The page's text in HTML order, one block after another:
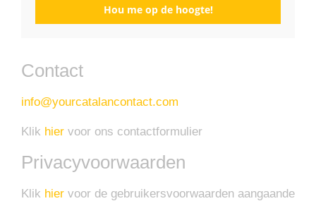
Hou me op de hoogte!
Contact
info@yourcatalancontact.com
Klik hier voor ons contactformulier
Privacyvoorwaarden
Klik hier voor de gebruikersvoorwaarden aangaande